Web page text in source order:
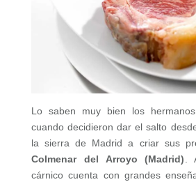
Lo saben muy bien los
cuando decidieron dar el salto
la sierra de Madrid a criar sus
Colmenar del Arroyo (Madrid) .
cárnico cuenta con grandes